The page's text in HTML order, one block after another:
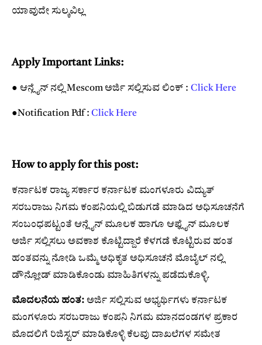
ಯಾವುದೇ ಸುಲ್ಕವಿಲ್ಲ
Apply Important Links:
● ಆನ್ಲೈನ್ ನಲ್ಲಿ Mescom ಅರ್ಜಿ ಸಲ್ಲಿಸುವ ಲಿಂಕ್ : Click Here
●Notification Pdf : Click Here
How to apply for this post:
ಕರ್ನಾಟಕ ರಾಜ್ಯ ಸರ್ಕಾರ ಕರ್ನಾಟಕ ಮಂಗಳೂರು ವಿದ್ಯುತ್
ಸರಬರಾಜು ನಿಗಮ ಕಂಪನಿಯಲ್ಲಿ ಬಿಡುಗಡೆ ಮಾಡಿದ ಅಧಿಸೂಚನೆಗೆ
ಸಂಬಂಧಪಟ್ಟಂತೆ ಆನ್ಲೈನ್ ಮೂಲಕ ಹಾಗೂ ಆಫ್ಲೈನ್ ಮೂಲಕ
ಅರ್ಜಿ ಸಲ್ಲಿಸಲು ಅವಕಾಶ ಕೊಟ್ಟಿದ್ದಾರೆ ಕೆಳಗಡೆ ಕೊಟ್ಟಿರುವ ಹಂತ
ಹಂತವನ್ನು ನೋಡಿ ಒಮ್ಮೆ ಅಧಿಕೃತ ಅಧಿಸೂಚನೆ ಮೊಬೈಲ್ ನಲ್ಲಿ
ಡೌನ್ಲೋಡ್ ಮಾಡಿಕೊಂಡು ಮಾಹಿತಿಗಳನ್ನು ಪಡೆದುಕೊಳ್ಳಿ.
ಮೊದಲನೆಯ ಹಂತ: ಅರ್ಜಿ ಸಲ್ಲಿಸುವ ಅಭ್ಯರ್ಥಿಗಳು ಕರ್ನಾಟಕ
ಮಂಗಳೂರು ಸರಬರಾಜು ಕಂಪನಿ ನಿಗಮ ಮಾನದಂಡಗಳ ಪ್ರಕಾರ
ಮೊದಲಿಗೆ ರಿಜಿಸ್ಟರ್ ಮಾಡಿಕೊಳ್ಳಿ ಕೆಲವು ದಾಖಲೆಗಳ ಸಮೇತ